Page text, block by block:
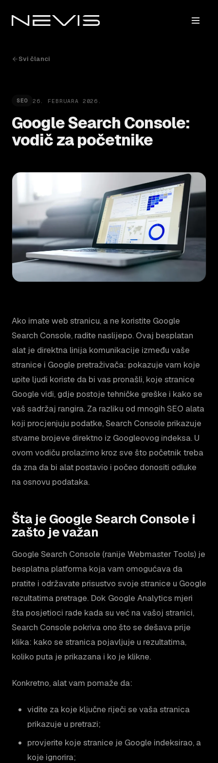
Svi članci
SEO 26. FEBRUARA 2026.
Google Search Console:
vodič za početnike
Ako imate web stranicu, a ne koristite Google
Search Console, radite naslijepo. Ovaj besplatan
alat je direktna linija komunikacije između vaše
stranice i Google pretraživača: pokazuje vam koje
upite ljudi koriste da bi vas pronašli, koje stranice
Google vidi, gdje postoje tehničke greške i kako se
vaš sadržaj rangira. Za razliku od mnogih SEO alata
koji procjenjuju podatke, Search Console prikazuje
stvarne brojeve direktno iz Googleovog indeksa. U
ovom vodiču prolazimo kroz sve što početnik treba
da zna da bi alat postavio i počeo donositi odluke
na osnovu podataka.
Šta je Google Search Console i
zašto je važan
Google Search Console (ranije Webmaster Tools) je
besplatna platforma koja vam omogućava da
pratite i održavate prisustvo svoje stranice u Google
rezultatima pretrage. Dok Google Analytics mjeri
šta posjetioci rade kada su već na vašoj stranici,
Search Console pokriva ono što se dešava prije
klika: kako se stranica pojavljuje u rezultatima,
koliko puta je prikazana i ko je klikne.
Konkretno, alat vam pomaže da:
vidite za koje ključne riječi se vaša stranica
prikazuje u pretrazi;
provjerite koje stranice je Google indeksirao, a
koje ignorira;